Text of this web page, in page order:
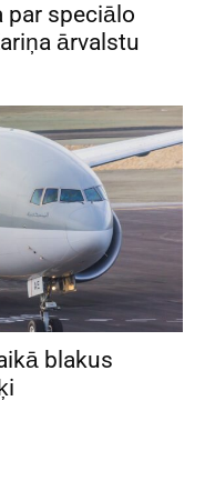
par speciālo
ārvalstu
blakus